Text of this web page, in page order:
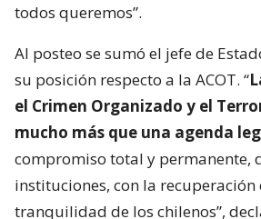
todos queremos”.
Al posteo se sumó el jefe de
su posición respecto a la ACOT. “
el Crimen Organizado y el
mucho más que una agenda
compromiso total y permanente,
instituciones, con la recuperación
tranquilidad de los chilenos”,